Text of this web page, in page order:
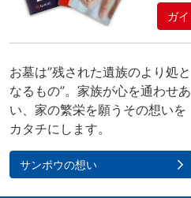
ガ
お墓は”残された遺族のより処と
なるもの”。家族が心を通わせあ
い、家の繁栄を願うその想いを
カタチにします。
サンポウの想い